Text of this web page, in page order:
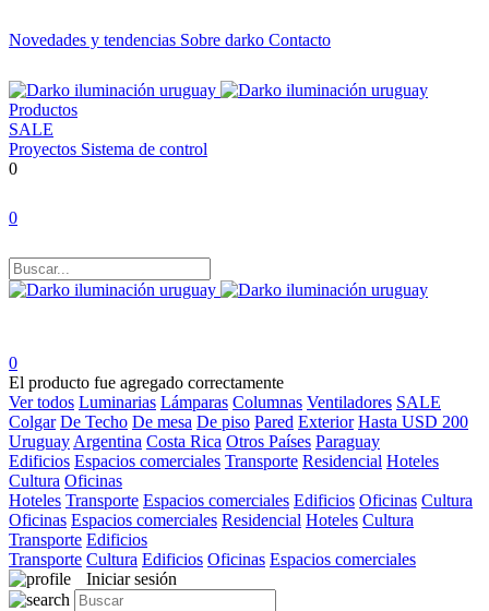
Novedades y tendencias Sobre darko Contacto
Productos
SALE
Proyectos Sistema de control
0
0
0
El producto fue agregado correctamente
Ver todos Luminarias Lámparas Columnas Ventiladores SALE
Colgar De Techo De mesa De piso Pared Exterior Hasta USD 200
Uruguay Argentina Costa Rica Otros Países Paraguay
Edificios Espacios comerciales Transporte Residencial Hoteles
Cultura Oficinas
Hoteles Transporte Espacios comerciales Edificios Oficinas Cultura
Oficinas Espacios comerciales Residencial Hoteles Cultura
Transporte Edificios
Transporte Cultura Edificios Oficinas Espacios comerciales
Iniciar sesión